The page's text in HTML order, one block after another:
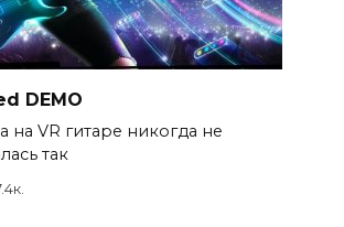
DEMO
на VR гитаре никогда не
так